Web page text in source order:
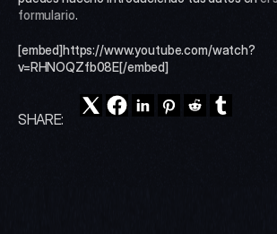
formulario.
[embed]https://www.youtube.com/watch?
v=RHNOQZfb08E[/embed]
SHARE: